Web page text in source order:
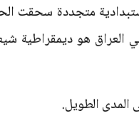
متجددة سحقت
هو ديمقراطية
المدى الطويل.